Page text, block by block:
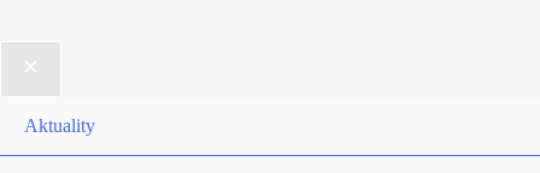
Aktuality